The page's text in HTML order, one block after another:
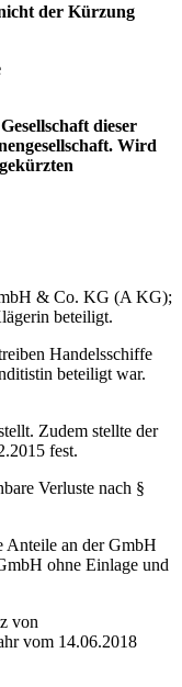
der Kürzung
dieser
Wird
& Co. KG (A KG);
beteiligt.
Handelsschiffe
beteiligt war.
Zudem stellte der
fest.
Verluste nach §
an der GmbH
ohne Einlage und
von
vom 14.06.2018